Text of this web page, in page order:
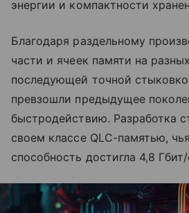
энергии и компактности
Благодаря раздельному
части и ячеек памяти на
последующей точной
превзошли предыдущее
быстродействию. Разработка
своем классе QLC-памятью,
способность достигла 4,8 Гбит/